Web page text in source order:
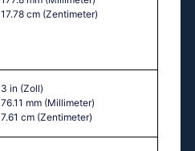
17.78 cm (Zentimeter)
3 in (Zoll)
76.11 mm (Millimeter)
7.61 cm (Zentimeter)